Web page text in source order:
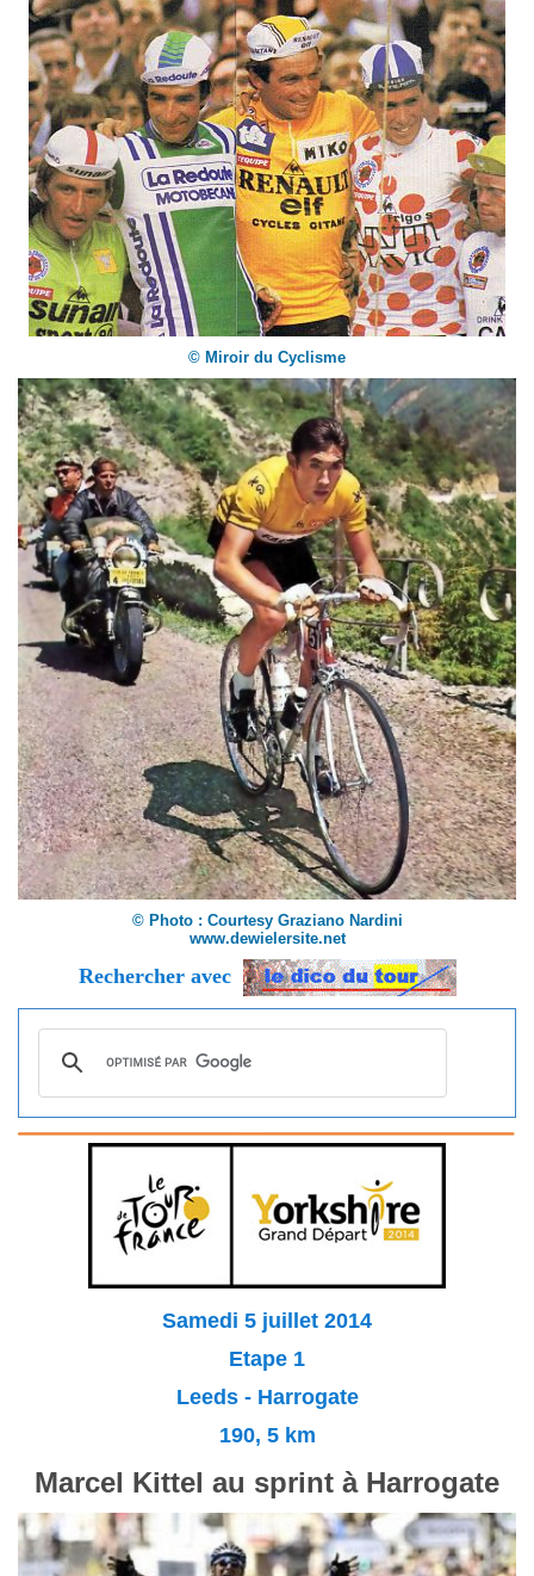
© Miroir du Cyclisme
© Photo : Courtesy Graziano Nardini
www.dewielersite.net
Rechercher avec
Samedi 5 juillet 2014
Etape 1
Leeds - Harrogate
190, 5 km
Marcel Kittel au sprint à Harrogate